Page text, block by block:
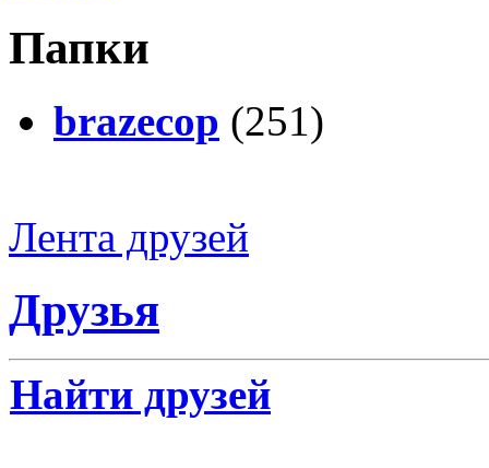
Папки
brazecop (251)
Лента друзей
Друзья
Найти друзей